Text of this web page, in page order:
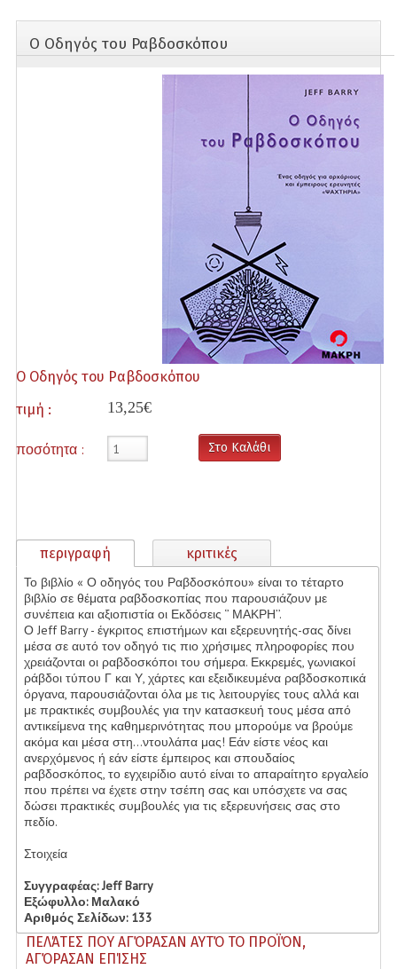
Δοκίμια
Εκδόσεις Δίδυμοι
Εκδόσεις Κυβέλη
Θεραπεία
Θρησκεία
Ιστορία
Παραψυχολογία - Μεταφυσική
Ραβδοσκοπεία
Σειρά Μάνιας Μακρή
Σειρά Παπασταύρου Αριστοτέλη
Ταρώ/Τράπουλες - Μαντική
Φιλοσοφία
Ψυχολογία
Προσφορές
Επικοινωνήστε μαζί μας
Ο Οδηγός του Ραβδοσκόπου
Ο Οδηγός του Ραβδοσκόπου
τιμή :
13,25€
ποσότητα : Στο Καλάθι
περιγραφή κριτικές
Το βιβλίο « Ο οδηγός του Ραβδοσκόπου» είναι το τέταρτο
βιβλίο σε θέματα ραβδοσκοπίας που παρουσιάζουν με
συνέπεια και αξιοπιστία οι Εκδόσεις ‘’ ΜΑΚΡΗ’’.
Ο Jeff Barry - έγκριτος επιστήμων και εξερευνητής-σας δίνει
μέσα σε αυτό τον οδηγό τις πιο χρήσιμες πληροφορίες που
χρειάζονται οι ραβδοσκόποι του σήμερα. Εκκρεμές, γωνιακοί
ράβδοι τύπου Γ και Υ, χάρτες και εξειδικευμένα ραβδοσκοπικά
όργανα, παρουσιάζονται όλα με τις λειτουργίες τους αλλά και
με πρακτικές συμβουλές για την κατασκευή τους μέσα από
αντικείμενα της καθημερινότητας που μπορούμε να βρούμε
ακόμα και μέσα στη…ντουλάπα μας! Εάν είστε νέος και
ανερχόμενος ή εάν είστε έμπειρος και σπουδαίος
ραβδοσκόπος, το εγχειρίδιο αυτό είναι το απαραίτητο εργαλείο
που πρέπει να έχετε στην τσέπη σας και υπόσχετε να σας
δώσει πρακτικές συμβουλές για τις εξερευνήσεις σας στο
πεδίο.
Στοιχεία
Συγγραφέας: Jeff Barry
Εξώφυλλο: Μαλακό
Αριθμός Σελίδων: 133
ΠΕΛΆΤΕΣ ΠΟΥ ΑΓΌΡΑΣΑΝ ΑΥΤΌ ΤΟ ΠΡΟΪΌΝ,
ΑΓΌΡΑΣΑΝ ΕΠΊΣΗΣ